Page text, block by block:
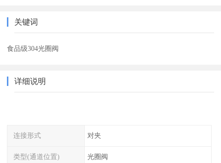
关键词
食品级304光圈阀
详细说明
连接形式 对夹
类型(通道位置) 光圈阀